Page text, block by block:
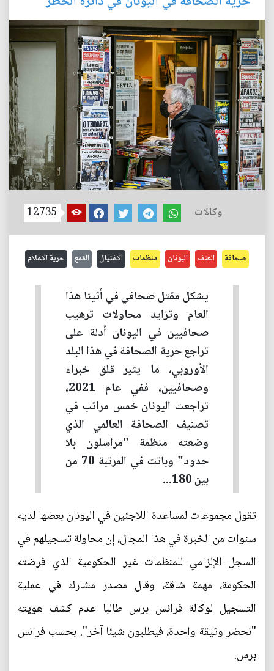
وكالات 12735
صحافة العنف اليونان منظمات الاغتيال القمع حرية الاعلام
يشكل مقتل صحافي في أثينا هذا
العام وتزايد محاولات ترهيب
صحافيين في اليونان أدلة على
تراجع حرية الصحافة في هذا البلد
الأوروبي، ما يثير قلق خبراء
وصحافيين، ففي عام 2021،
تراجعت اليونان خمس مراتب في
تصنيف الصحافة العالمي الذي
وضعته منظمة "مراسلون بلا
حدود" وباتت في المرتبة 70 من
بين 180...
تقول مجموعات لمساعدة اللاجئين في اليونان بعضها لديه
سنوات من الخبرة في هذا المجال، إن محاولة تسجيلهم في
السجل الإلزامي للمنظمات غير الحكومية الذي فرضته
الحكومة، مهمة شاقة، وقال مصدر مشارك في عملية
التسجيل لوكالة فرانس برس طالبا عدم كشف هويته
"نحضر وثيقة واحدة، فيطلبون شيئا آخر". بحسب فرانس
برس.